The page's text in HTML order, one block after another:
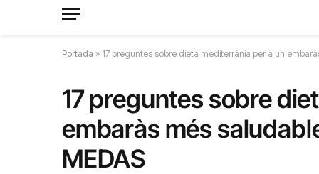
Portada » 17 preguntes sobre dieta mediterrània per a un
17 preguntes sobre
embaràs més
MEDAS